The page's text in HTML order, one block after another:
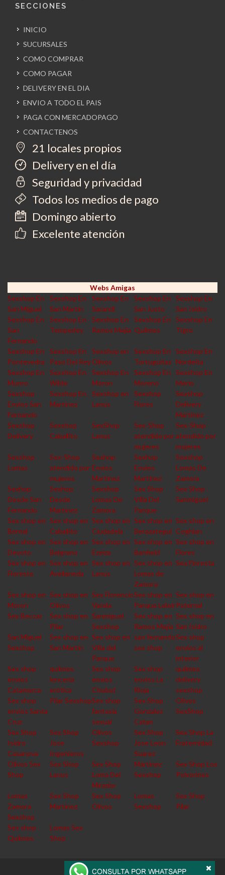
SECCIONES
INICIO
SUCURSALES
COMO COMPRAR
COMO PAGAR
DELIVERY EN EL DIA
ENVIO A TODO EL PAIS
PAGA CON MERCADOPAGO
CONTACTENOS
21 locales propios
Delivery en el día
Seguridad y privacidad
Todos los medios de pago
Domingo abierto
Excelente atención
Webs Amigas
Sexshop En
San Miguel
Sexshop En
San Martin
Sexshop En
Sarandi
Sexshop En
San Justo
Sexshop En
San Isidro
Sexshop En
San
Fernando
Sexshop En
Temperley
Sexshop En
Ramos Mejia
Sexshop En
Quilmes
Sexshop En
Tigre
Sexshop En
Pontevedra
Sexshop En
Paso Del Rey
Sexshop en
Olivos
Sexshop En
Tortuguitas
Sexshop En
Nordelta
Sexshop En
Munro
Sexshop En
Wilde
Sexshop En
Moron
Sexshop En
Moreno
Sexshop En
Merlo
Sexshop
Envios San
Fernando
Sexshop En
Martinez
Sexshop en
Lanus
Sexshop
Flores
Sexshop
Delivery
Martinez
Sexshop
Delivery
Sexshop
Caballito
SexShop
Lanus
Sex-Shop
atendido por
mujeres
Sex-Shop
atendido por
mujeres
Sexshop
Lomas
Sex-Shop
atendido por
mujeres
Sexhop
Envios
Martinez
Sexhop
Envios
Martinez
Sexshop
Lomas De
Zamora
Sexhop
Desde San
Fernando
Sexhop
Desde
Martinez
Sexshop
Lomas De
Zamora
Sex Shop
Villa Del
Parque
Sex Shop
Sanmiguel
Sex shop en
Bernal
Sex shop en
Caballito
Sex shop en
Ciudadela
Sex shop en
Berazategui
Sex shop en
Coghlan
Sex shop en
Devoto
Sex shop en
Belgrano
Sex shop en
Ezeiza
Sex shop en
Banfield
Sex shop en
Flores
Sex shop en
Floresta
Sex shop en
Avellaneda
Sex shop en
Lanus
Sex shop en
Lomas de
Zamora
Sex Floresta
Sex shop en
Moron
Sex shop en
Olivos
Sex Florencio
Varela
Sex shop en
Parque Leloir
Sex shop en
Paternal
Sex Beccar
Sex shop en
Pilar
Sanmiguel
Sexshop
Sex shop en
Ramos Mejia
Sex shop en
San Isidro
San Miguel
Sexshop
Sex shop en
San Martin
Sex shop en
Villa del
Parque
san fernando
sex shop
Sex shop
envios al
interior
Sex shop
envios
Catamarca
quilmes
lencería
erótica
Sex shop
envios
Chubut
Sex shop
envios La
Rioja
quilmes
delivery
sexshop
Sex shop
envios Santa
Cruz
Pilar SexshopSex shop
fantasia
sexual
Sex Shop
Gonzalez
Catan
Olivos
SexShop
Sex Shop
Isidro
Casanova
Sex Shop
Jose
Ingenieros
Olivos
Sexshop
Sex Shop
Jose Leon
Suarez
Sex Shop La
Fraternidad
Olivos Sex
Shop
Sex Shop
Lanus
Sex Shop
Loma Del
Mirador
Martinez
Sexshop
Sex Shop Los
Polvorines
Lomas
Zamora
Sexshop
Sex Shop
Martinez
Sex Shop
Olivos
Lomas
Sexshop
Sex Shop
Pilar
Sex shop
Quilmes
Lomas Sex
Shop